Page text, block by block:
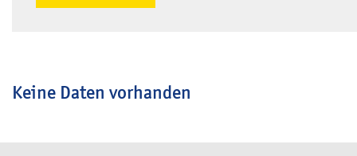
Keine Daten vorhanden